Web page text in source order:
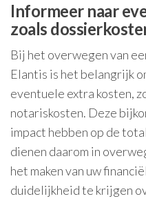
Informeer naar
zoals
Bij het overwegen van
Elantis is het belangrijk
eventuele extra kosten,
notariskosten. Deze
impact hebben op de
dienen daarom in
het maken van uw
duidelijkheid te krijgen